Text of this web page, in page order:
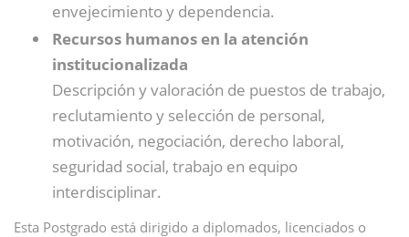
envejecimiento y dependencia.
Recursos humanos en la atención
institucionalizada
Descripción y valoración de puestos de trabajo,
reclutamiento y selección de personal,
motivación, negociación, derecho laboral,
seguridad social, trabajo en equipo
interdisciplinar.
Esta Postgrado está dirigido a diplomados, licenciados o